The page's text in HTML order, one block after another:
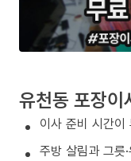
유천동 포장이
이사 준비 시간이
주방 살림과 그릇